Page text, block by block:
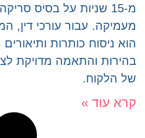
מ-15 שניות על בסיס
מעמיקה. עבור עורכי דין,
הוא ניסוח כותרות ותיאורים
בהירות והתאמה מדויקת
של הלקוח.
קרא עוד »